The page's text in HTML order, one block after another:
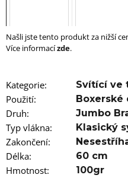
Našli jste tento produkt za nižší
Více informacízde.
Kategorie: Svítící ve
Použití: Boxerské
Druh: Jumbo
Typ vlákna: Klasický
Zakončení:
Délka: 60 cm
Hmotnost: 100gr
m
e
EZ
KANEKALON
FR8
89
Kč
Původně:
149
Kč